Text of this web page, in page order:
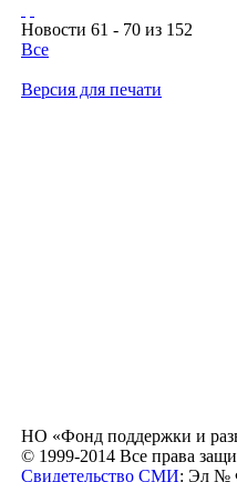
Новости 61 - 70 из 152
Все
Версия для печати
НО «Фонд поддержки и
© 1999-2014 Все права
Свидетельство СМИ: Эл №